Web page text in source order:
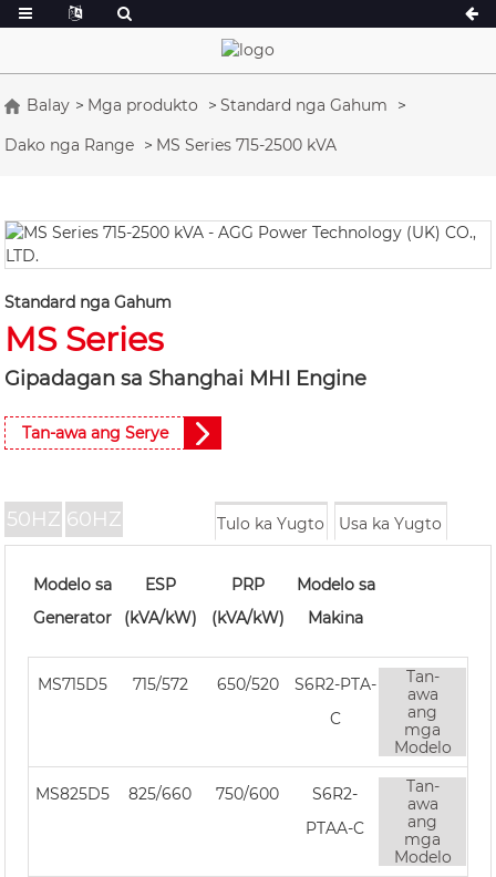
Balay Mga produkto
Standard nga Gahum
Dako nga Range
MS Series 715-2500 kVA
Standard nga Gahum
MS Series
Gipadagan sa Shanghai MHI Engine
Tan-awa ang Serye
50HZ 60HZ Usa ka Yugto
Tulo ka Yugto
Modelo sa
Generator
ESP
(kVA/kW)
PRP
(kVA/kW)
Modelo sa
Makina
MS715D5 715/572 650/520
S6R2-PTA-
C
Tan-
awa
ang
mga
Modelo
MS825D5 825/660 750/600
S6R2-
PTAA-C
Tan-
awa
ang
mga
Modelo
Usa ka Serye 16.5-150 kVA
P Serye 10-220 kVA
K Sereis 7-49 kVA
V Serye 94-285 kVA
P Serye 250-